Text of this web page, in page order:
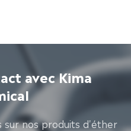
avec Kima
sur nos produits d'éther